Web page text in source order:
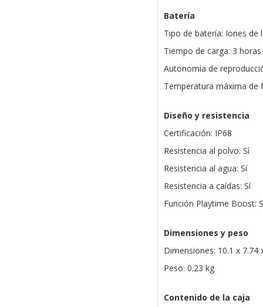
Batería
Tipo de batería: Iones de
Tiempo de carga: 3 horas
Autonomía de
Temperatura máxima de
Diseño y resistencia
Certificación: IP68
Resistencia al polvo: Sí
Resistencia al agua: Sí
Resistencia a caídas: Sí
Función Playtime Boost:
Dimensiones y peso
Dimensiones: 10.1 x 7.74
Peso: 0.23 kg
Contenido de la caja